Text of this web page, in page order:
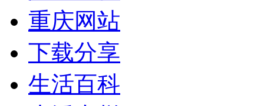
重庆网站
下载分享
生活百科